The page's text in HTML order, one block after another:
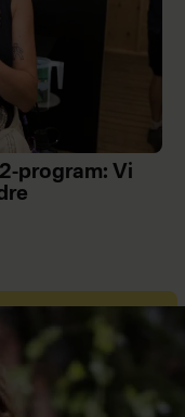
program: Vi